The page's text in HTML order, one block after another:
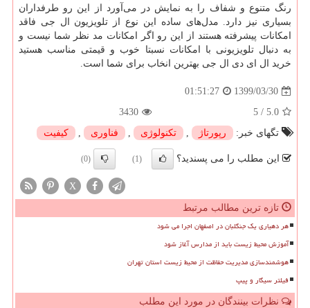
رنگ متنوع و شفاف را به نمایش در می‌آورد از این رو طرفداران
بسیاری نیز دارد. مدل‌های ساده این نوع از تلویزیون ال جی فاقد
امکانات پیشرفته هستند از این رو اگر امکانات مد نظر شما نیست و
به دنبال تلویزیونی با امکانات نسبتا خوب و قیمتی مناسب هستید
خرید ال ای دی ال جی بهترین انخاب برای شما است
1399/03/30
01:51:27
5.0
/
5
3430
تگهای خبر:
رپورتاژ , تكنولوژی , فناوری , كیفیت
این مطلب را می پسندید؟ (1)
(0)
X
تازه ترین مطالب مرتبط
هر دهیاری یک جنگلبان در اصفهان اجرا می شود
آموزش محیط زیست باید از مدارس آغاز شود
هوشمندسازی مدیریت حفاظت از محیط زیست استان تهران
فیلتر سیگار و پیپ
نظرات بینندگان در مورد این مطلب